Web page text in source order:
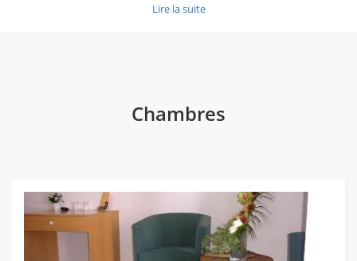
Lire la suite
Chambres